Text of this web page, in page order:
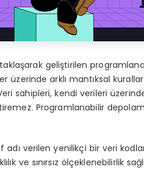
geliştirilen
üzerinde arklı mantıksal
sahipleri, kendi verileri
Programlanabilir
adı verilen yenilikçi bir veri
ve sınırsız ölçeklenebilirlik